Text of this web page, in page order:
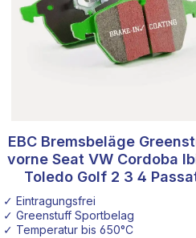
EBC Bremsbeläge
vorne Seat VW Cordoba
Toledo Golf 2 3 4
Vento VR6
✓ Eintragungsfrei
✓ Greenstuff Sportbelag
✓ Temperatur bis 650°C